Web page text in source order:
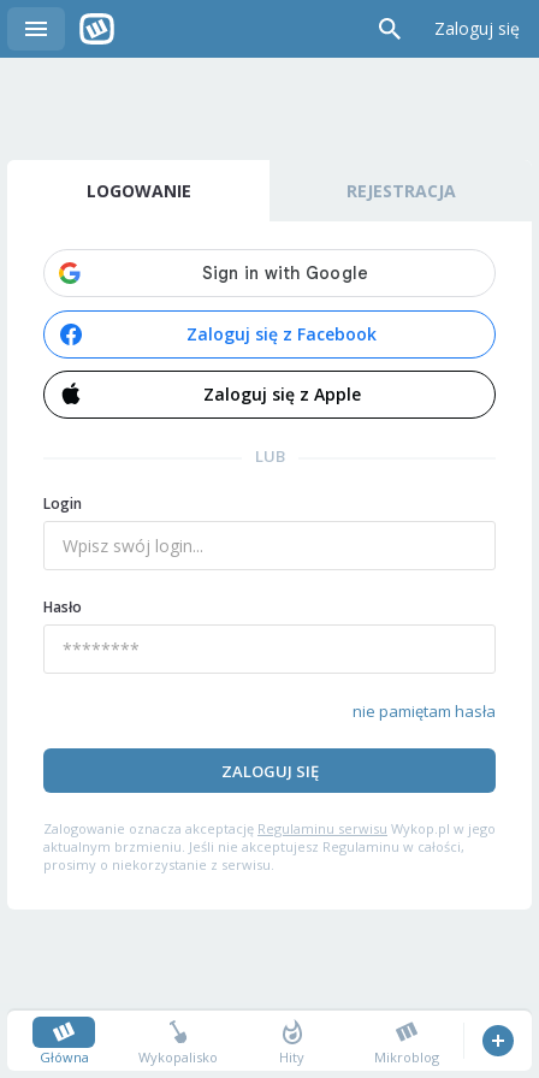
Zaloguj się
LOGOWANIE REJESTRACJA
Zaloguj się z Facebook
Zaloguj się z Apple
LUB
Login
Hasło
nie pamiętam hasła
ZALOGUJ SIĘ
Zalogowanie oznacza akceptację Regulaminu serwisu Wykop.pl w jego
aktualnym brzmieniu. Jeśli nie akceptujesz Regulaminu w całości,
prosimy o niekorzystanie z serwisu.
Główna Wykopalisko Hity Mikroblog